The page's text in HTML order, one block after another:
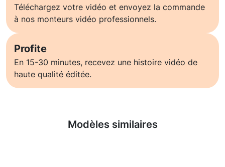
Téléchargez votre vidéo et envoyez la commande
à nos monteurs vidéo professionnels.
Profite
En 15-30 minutes, recevez une histoire vidéo de
haute qualité éditée.
Modèles similaires
En savoir plus